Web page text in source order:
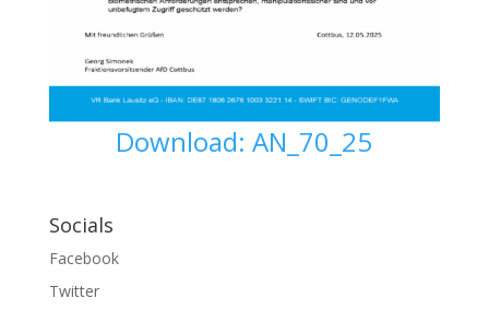
Download: AN_70_25
Socials
Facebook
Twitter